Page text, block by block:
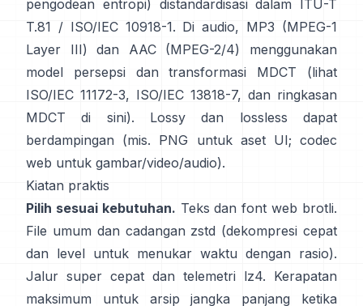
pengodean entropi) distandardisasi dalam ITU-T
T.81 / ISO/IEC 10918-1. Di audio, MP3 (MPEG-1
Layer III) dan AAC (MPEG-2/4) menggunakan
model persepsi dan transformasi MDCT (lihat
ISO/IEC 11172-3, ISO/IEC 13818-7, dan ringkasan
MDCT
di sini). Lossy dan lossless dapat
berdampingan (mis. PNG untuk aset UI; codec
web untuk gambar/video/audio).
Kiatan praktis
Pilih sesuai kebutuhan. Teks dan font web brotli.
File umum dan cadangan zstd (dekompresi cepat
dan level untuk menukar waktu dengan rasio).
Jalur super cepat dan telemetri lz4. Kerapatan
maksimum untuk arsip jangka panjang ketika